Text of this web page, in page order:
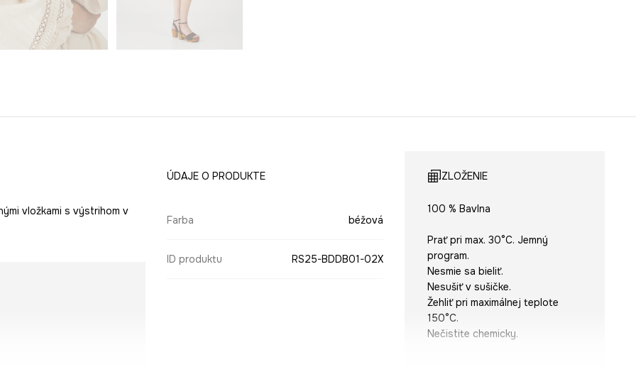
vložkami s výstrihom v
ÚDAJE O PRODUKTE
Farba béžová
ID produktu RS25-BDDB01-02X
ZLOŽENIE
100 % Bavlna
Prať pri max. 30°C. Jemný
program.
Nesmie sa bieliť.
Nesušiť v sušičke.
Žehliť pri maximálnej teplote
150°C.
Nečistite chemicky.